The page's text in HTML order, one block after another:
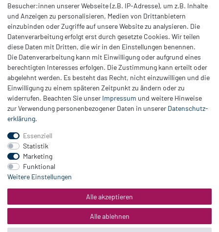
- Name des/ der Verbraucher(s)
- Anschrift des/ der Verbraucher(s)
- Unterschrift des/ der Verbraucher(s) (nur bei Mitteilung auf Papier)
- Datum
(*) Unzutreffendes streichen.
Zahlung
Versand
Daten­schutz­erklärung
AGB
Hinweis zur Batterieentsorgung
Erklärung zur Barrierefreiheit
Kontakt
Vertrag widerrufen
Besucher:innen unserer Webseite (z.B. IP-Adresse), um z.B. Inhalte
und Anzeigen zu personalisieren, Medien von Drittanbietern
einzubinden oder Zugriffe auf unsere Website zu analysieren. Die
Datenverarbeitung erfolgt erst durch gesetzte Cookies. Wir teilen
diese Daten mit Dritten, die wir in den Einstellungen benennen.
Die Datenverarbeitung kann mit Einwilligung oder aufgrund eines
berechtigten Interesses erfolgen. Die Zustimmung kann erteilt oder
abgelehnt werden. Es besteht das Recht, nicht einzuwilligen und die
Einwilligung zu einem späteren Zeitpunkt zu ändern oder zu
widerrufen. Beachten Sie unser Impressum und weitere Hinweise
zur Verwendung personenbezogener Daten in unserer Daten­schutz­
erklärung.
Essenziell
Statistik
Marketing
Funktional
Weitere Einstellungen
Alle akzeptieren
Alle ablehnen